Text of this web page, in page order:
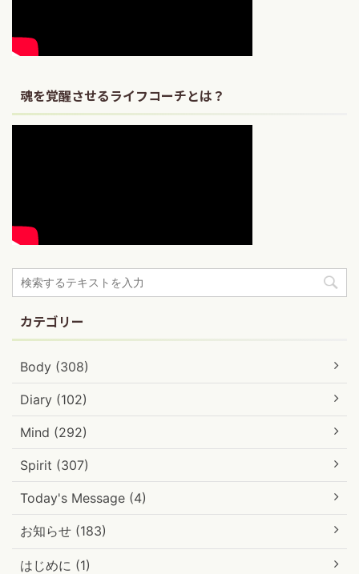
魂を覚醒させるライフコーチとは？
カテゴリー
Body (308)
Diary (102)
Mind (292)
Spirit (307)
Today's Message (4)
お知らせ (183)
はじめに (1)